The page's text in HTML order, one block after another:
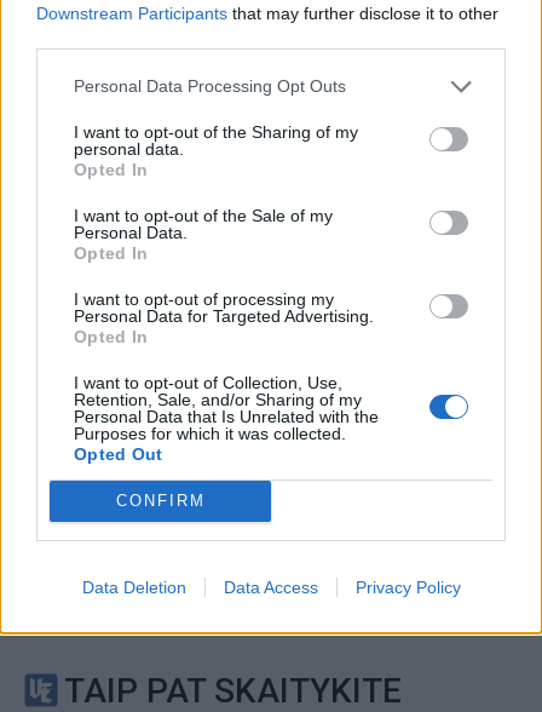
Downstream Participants that may further disclose it to other
Personal Data Processing Opt Outs
I want to opt-out of the Sharing of my
personal data.
Opted In
I want to opt-out of the Sale of my
Personal Data.
Opted In
I want to opt-out of processing my
Personal Data for Targeted Advertising.
Opted In
I want to opt-out of Collection, Use,
Retention, Sale, and/or Sharing of my
Personal Data that Is Unrelated with the
Purposes for which it was collected.
Opted Out
CONFIRM
Data Deletion Data Access Privacy Policy
Sutinku su
Privacy Policy
Terms of
Serviceapply.
TAIP PAT SKAITYKITE